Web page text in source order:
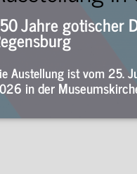
Jahre gotischer
Austellung ist vom 25.
6 in der